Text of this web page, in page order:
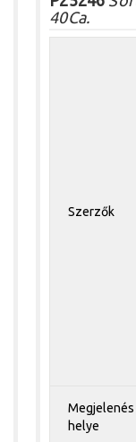
40Ca.
Szerzők
Megjelenés
helye